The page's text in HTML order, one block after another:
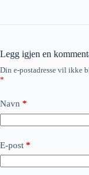
Legg igjen en
Din e-postadresse vil ikke
*
Navn *
E-post *